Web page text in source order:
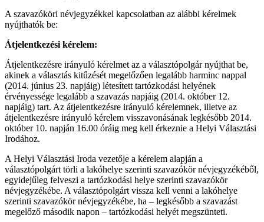
A szavazóköri névjegyzékkel kapcsolatban az alábbi kérelmek
nyújthatók be:
Átjelentkezési kérelem:
Átjelentkezésre irányuló kérelmet az a választópolgár nyújthat be,
akinek a választás kitűzését megelőzően legalább harminc nappal
(2014. június 23. napjáig) létesített tartózkodási helyének
érvényessége legalább a szavazás napjáig (2014. október 12.
napjáig) tart. Az átjelentkezésre irányuló kérelemnek, illetve az
átjelentkezésre irányuló kérelem visszavonásának legkésőbb 2014.
október 10. napján 16.00 óráig meg kell érkeznie a Helyi Választási
Irodához.
A Helyi Választási Iroda vezetője a kérelem alapján a
választópolgárt törli a lakóhelye szerinti szavazókör névjegyzékéből,
egyidejűleg felveszi a tartózkodási helye szerinti szavazókör
névjegyzékébe. A választópolgárt vissza kell venni a lakóhelye
szerinti szavazókör névjegyzékébe, ha – legkésőbb a szavazást
megelőző második napon – tartózkodási helyét megszünteti.